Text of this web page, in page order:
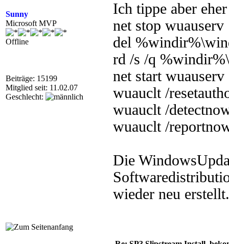
Sunny
Microsoft MVP
Offline
Beiträge: 15199
Mitglied seit: 11.02.07
Geschlecht:
Ich tippe aber
net stop wuauserv
del
rd /s /q
net start wuauserv
wuauclt /
wuauclt /
wuauclt /
Die
wieder neu erstellt.